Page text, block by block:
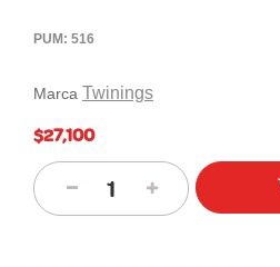
PUM: 516
Marca Twinings
$27,100